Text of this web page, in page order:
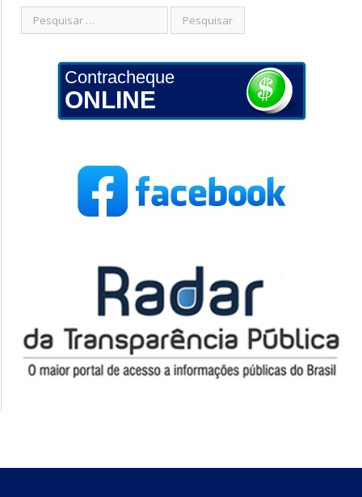
Contracheque
ONLINE